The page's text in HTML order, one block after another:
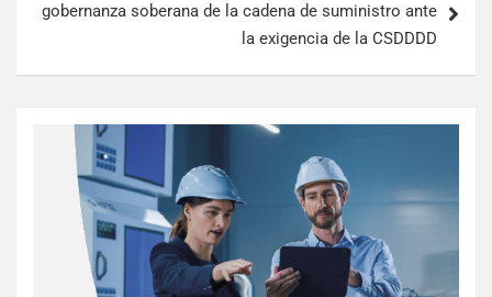
gobernanza soberana de la cadena de suministro ante
la exigencia de la CSDDDD